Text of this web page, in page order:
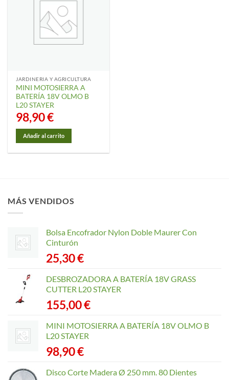
JARDINERIA Y AGRICULTURA
MINI MOTOSIERRA A
BATERÍA 18V OLMO B
L20 STAYER
98,90€
Añadir al carrito
MÁS VENDIDOS
Bolsa Encofrador Nylon Doble Maurer Con
Cinturón
25,30€
DESBROZADORA A BATERÍA 18V GRASS
CUTTER L20 STAYER
155,00€
MINI MOTOSIERRA A BATERÍA 18V OLMO B
L20 STAYER
98,90€
Disco Corte Madera Ø 250 mm. 80 Dientes